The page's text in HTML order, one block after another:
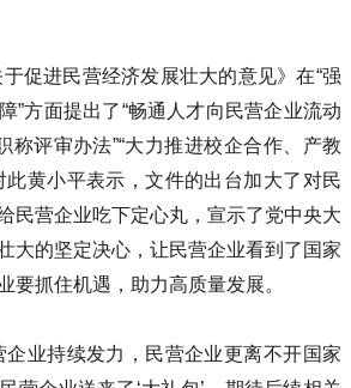
于促进民营经济发展壮大的意见》在“强
”方面提出了“畅通人才向民营企业流动
称评审办法”“大力推进校企合作、产教
此黄小平表示，文件的出台加大了对民
民营企业吃下定心丸，宣示了党中央大
大的坚定决心，让民营企业看到了国家
要抓住机遇，助力高质量发展。
企业持续发力，民营企业更离不开国家